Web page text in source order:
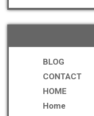
BLOG
CONTACT
HOME
Home